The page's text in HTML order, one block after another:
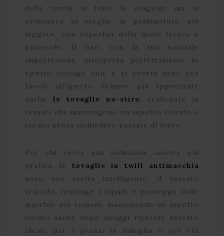
della tavola in tutte le stagioni, ma in
primavera si sceglie in grammature più
leggere, con superfici dalla mano fresca e
piacevole. Il lino, con la sua naturale
imperfezione, interpreta perfettamente lo
spirito cottage chic e si presta bene per
tavole all’aperto. Sempre più apprezzate
anche le tovaglie no-stiro, realizzate in
tessuti che mantengono un aspetto vissuto e
curato senza richiedere passate di ferro.
Per chi cerca una soluzione ancora più
pratica, le tovaglie in twill antimacchia
sono una scelta intelligente: il tessuto
trattato respinge i liquidi e protegge dalle
macchie più comuni, mantenendo un aspetto
curato anche dopo lavaggi ripetuti: tessuto
ideale per i pranzi in famiglia o per chi